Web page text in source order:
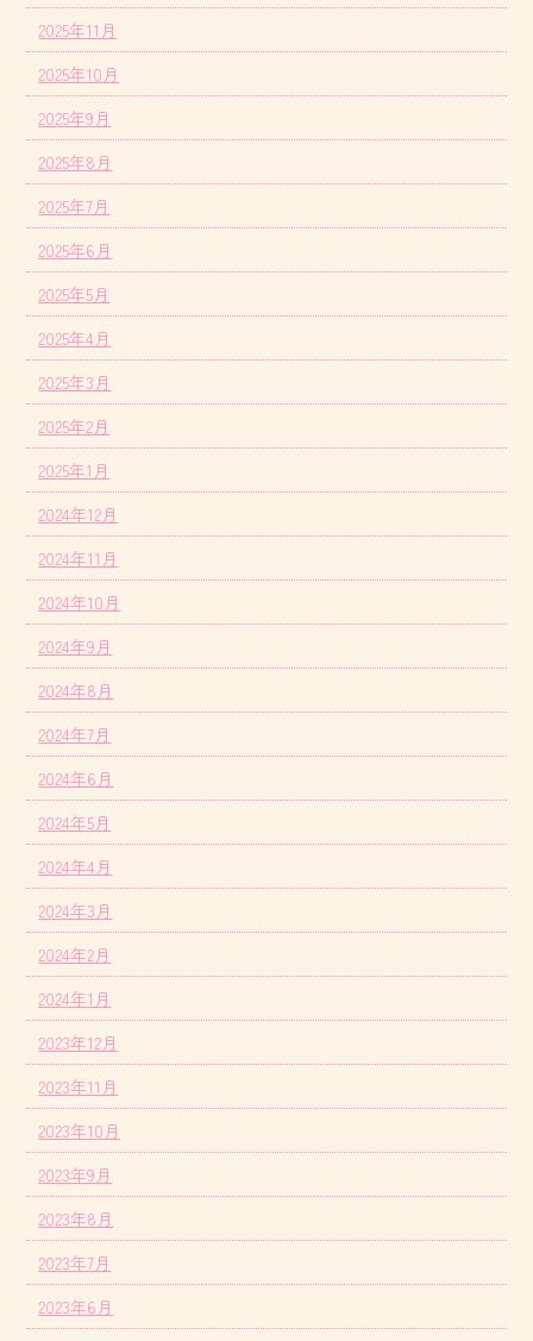
2025年11月
2025年10月
2025年9月
2025年8月
2025年7月
2025年6月
2025年5月
2025年4月
2025年3月
2025年2月
2025年1月
2024年12月
2024年11月
2024年10月
2024年9月
2024年8月
2024年7月
2024年6月
2024年5月
2024年4月
2024年3月
2024年2月
2024年1月
2023年12月
2023年11月
2023年10月
2023年9月
2023年8月
2023年7月
2023年6月